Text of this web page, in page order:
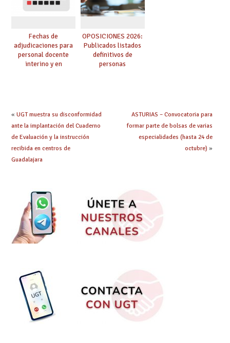
Fechas de
adjudicaciones para
personal docente
interino y en
OPOSICIONES 2026:
Publicados listados
definitivos de
personas
« UGT muestra su disconformidad
ante la implantación del Cuaderno
de Evaluación y la instrucción
recibida en centros de
Guadalajara
ASTURIAS – Convocatoria para
formar parte de bolsas de varias
especialidades (hasta 24 de
octubre) »